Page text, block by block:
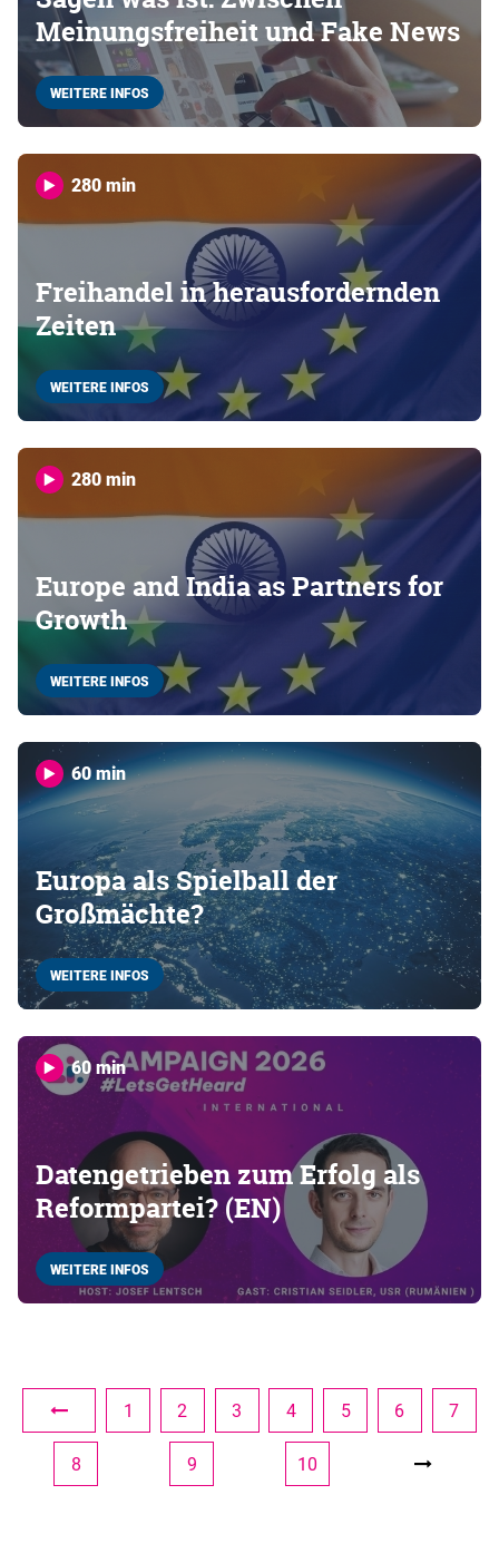
Meinungsfreiheit und Fake News
WEITERE INFOS
280 min
Freihandel in herausfordernden
Zeiten
WEITERE INFOS
280 min
Europe and India as Partners for
Growth
WEITERE INFOS
60 min
Europa als Spielball der
Großmächte?
WEITERE INFOS
60 min
Datengetrieben zum Erfolg als
Reformpartei? (EN)
WEITERE INFOS
1 2 3 4 5 6 7
8 9 10